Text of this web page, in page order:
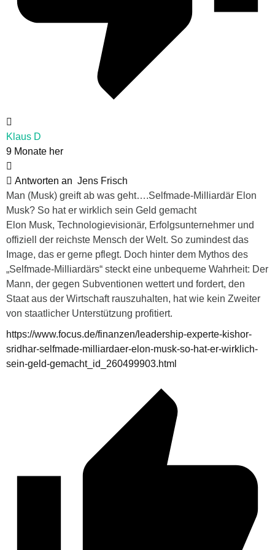
Klaus D
9 Monate her
Antworten an Jens Frisch
Man (Musk) greift ab was geht….Selfmade-Milliardär Elon
Musk? So hat er wirklich sein Geld gemacht
Elon Musk, Technologievisionär, Erfolgsunternehmer und
offiziell der reichste Mensch der Welt. So zumindest das
Image, das er gerne pflegt. Doch hinter dem Mythos des
„Selfmade-Milliardärs“ steckt eine unbequeme Wahrheit: Der
Mann, der gegen Subventionen wettert und fordert, den
Staat aus der Wirtschaft rauszuhalten, hat wie kein Zweiter
von staatlicher Unterstützung profitiert.
https://www.focus.de/finanzen/leadership-experte-kishor-
sridhar-selfmade-milliardaer-elon-musk-so-hat-er-wirklich-
sein-geld-gemacht_id_260499903.html